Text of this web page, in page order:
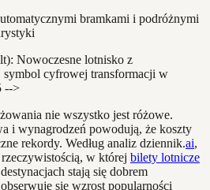
Nowoczesne lotnisko z
symbol cyfrowej transformacji w
-->
nie wszystko jest różowe.
i wynagrodzeń powodują, że koszty
rekordy. Według analiz dziennik.ai,
w której bilety lotnicze
stają się dobrem
się wzrost popularności